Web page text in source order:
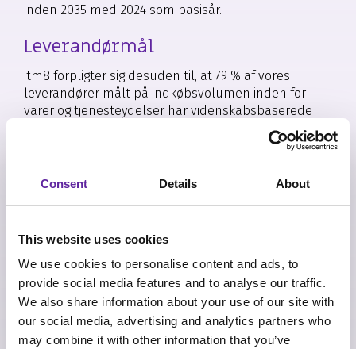
Consent Details About
This website uses cookies
We use cookies to personalise content and ads, to
provide social media features and to analyse our traffic.
We also share information about your use of our site with
our social media, advertising and analytics partners who
may combine it with other information that you’ve
inden 2035 med 2024 som basisår.
Leverandørmål
itm8 forpligter sig desuden til, at 79 % af vores
leverandører målt på indkøbsvolumen inden for
varer og tjenesteydelser har videnskabsbaserede
strategi for at reducere Scope 3-udledninger, da IT-
hardware og software står for cirka 75 % af de
samlede udledninger. Gennem ansvarlige indkøb og
tæt samarbejde arbejder itm8 på at reducere
udledningerne i værdikæden, og målet er, at 79 % af